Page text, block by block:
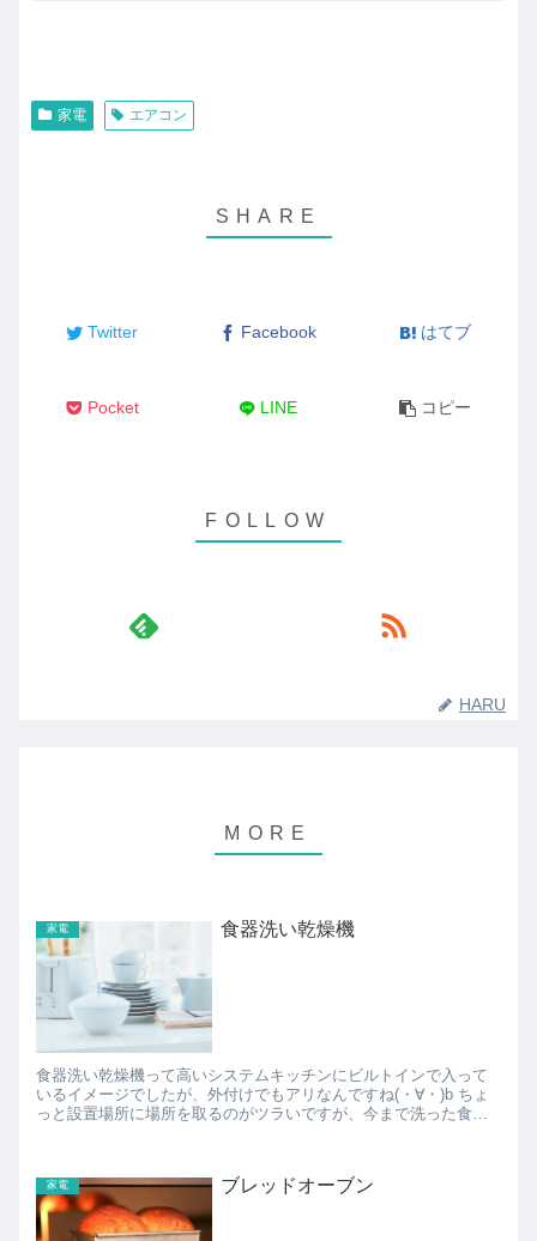
家電 エアコン
Twitter Facebook はてブ
Pocket LINE コピー
HARU
家電 食器洗い乾燥機
食器洗い乾燥機って高いシステムキッチンにビルトインで入って
いるイメージでしたが、外付けでもアリなんですね(・∀・)b ちょ
っと設置場所に場所を取るのがツラいですが、今まで洗った食器
家電 ブレッドオーブン